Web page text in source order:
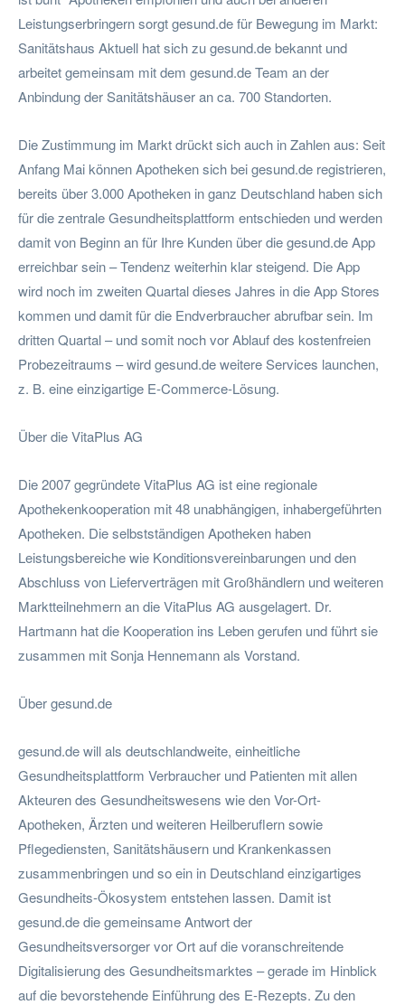
Leistungserbringern sorgt gesund.de für Bewegung im Markt:
Sanitätshaus Aktuell hat sich zu gesund.de bekannt und
arbeitet gemeinsam mit dem gesund.de Team an der
Anbindung der Sanitätshäuser an ca. 700 Standorten.
Die Zustimmung im Markt drückt sich auch in Zahlen aus: Seit
Anfang Mai können Apotheken sich bei gesund.de registrieren,
bereits über 3.000 Apotheken in ganz Deutschland haben sich
für die zentrale Gesundheitsplattform entschieden und werden
damit von Beginn an für Ihre Kunden über die gesund.de App
erreichbar sein – Tendenz weiterhin klar steigend. Die App
wird noch im zweiten Quartal dieses Jahres in die App Stores
kommen und damit für die Endverbraucher abrufbar sein. Im
dritten Quartal – und somit noch vor Ablauf des kostenfreien
Probezeitraums – wird gesund.de weitere Services launchen,
z. B. eine einzigartige E-Commerce-Lösung.
Über die VitaPlus AG
Die 2007 gegründete VitaPlus AG ist eine regionale
Apothekenkooperation mit 48 unabhängigen, inhabergeführten
Apotheken. Die selbstständigen Apotheken haben
Leistungsbereiche wie Konditionsvereinbarungen und den
Abschluss von Lieferverträgen mit Großhändlern und weiteren
Marktteilnehmern an die VitaPlus AG ausgelagert. Dr.
Hartmann hat die Kooperation ins Leben gerufen und führt sie
zusammen mit Sonja Hennemann als Vorstand.
Über gesund.de
gesund.de will als deutschlandweite, einheitliche
Gesundheitsplattform Verbraucher und Patienten mit allen
Akteuren des Gesundheitswesens wie den Vor-Ort-
Apotheken, Ärzten und weiteren Heilberuflern sowie
Pflegediensten, Sanitätshäusern und Krankenkassen
zusammenbringen und so ein in Deutschland einzigartiges
Gesundheits-Ökosystem entstehen lassen. Damit ist
gesund.de die gemeinsame Antwort der
Gesundheitsversorger vor Ort auf die voranschreitende
Digitalisierung des Gesundheitsmarktes – gerade im Hinblick
auf die bevorstehende Einführung des E-Rezepts. Zu den